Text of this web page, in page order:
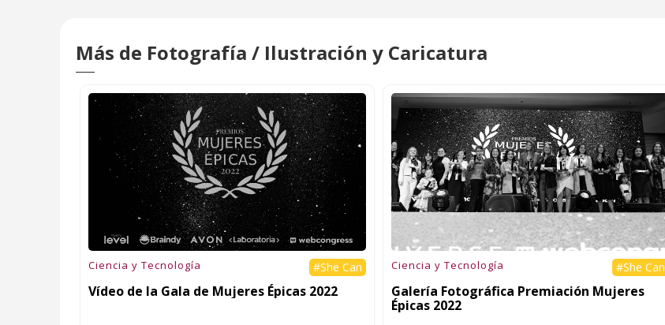
Más de Fotografía / Ilustración y Caricatura
Ciencia y Tecnología #She Can
Vídeo de la Gala de Mujeres Épicas 2022
Ciencia y Tecnología #She Can
Galería Fotográfica Premiación Mujeres
Épicas 2022